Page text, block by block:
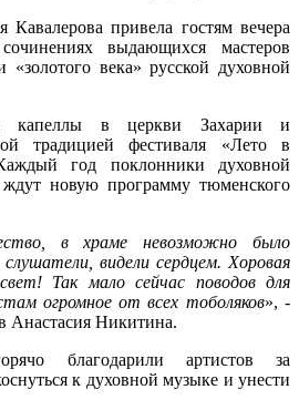
привела гостям вечера
выдающихся мастеров
«золотого века» русской духовной
капеллы в цepкви Захарии и
традицией фестиваля «Лето в
год поклонники духовной
новую программу тюменского
в храме невозможно было
видели сердцем. Хоровая
Так мало сейчас поводов для
огромное от всех тоболяков», -
Анастасия Никитина.
благодарили артистов за
к духовной музыке и унести